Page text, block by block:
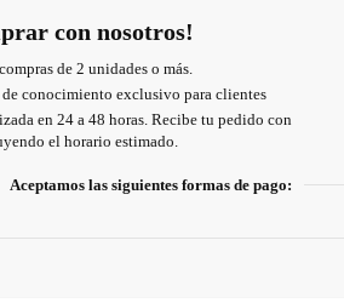
con nosotros!
de 2 unidades o más.
conocimiento exclusivo para clientes
en 24 a 48 horas. Recibe tu pedido con
el horario estimado.
Aceptamos las siguientes formas de pago: